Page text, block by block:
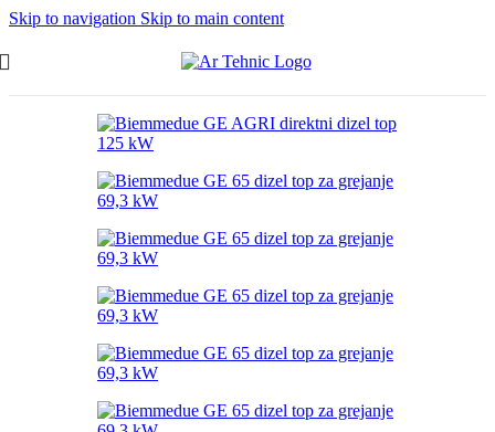
Skip to navigation Skip to main content